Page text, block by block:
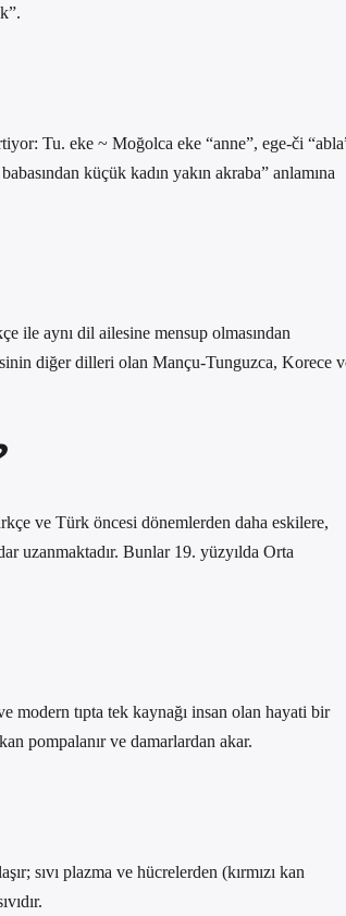
Tu. eke ~ Moğolca eke “anne”, ege-či
küçük kadın yakın akraba” anlamına
ile aynı dil ailesine mensup olmasından
diğer dilleri olan Mançu-Tunguzca, Korece
ve Türk öncesi dönemlerden daha eskilere,
uzanmaktadır. Bunlar 19. yüzyılda Orta
modern tıpta tek kaynağı insan olan hayati bir
pompalanır ve damarlardan akar.
sıvı plazma ve hücrelerden (kırmızı kan